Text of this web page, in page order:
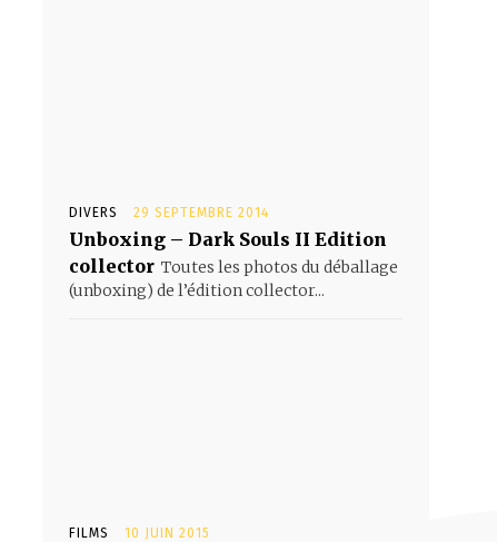
DIVERS 29 SEPTEMBRE 2014
Unboxing – Dark Souls II Edition
collector Toutes les photos du déballage
(unboxing) de l’édition collector...
FILMS 10 JUIN 2015